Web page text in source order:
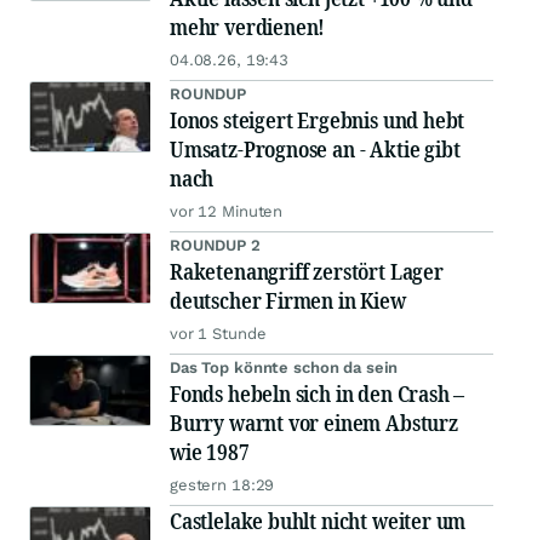
mehr verdienen!
04.08.26, 19:43
ROUNDUP
Ionos steigert Ergebnis und hebt
Umsatz-Prognose an - Aktie gibt
nach
vor 12 Minuten
ROUNDUP 2
Raketenangriff zerstört Lager
deutscher Firmen in Kiew
vor 1 Stunde
Das Top könnte schon da sein
Fonds hebeln sich in den Crash –
Burry warnt vor einem Absturz
wie 1987
gestern 18:29
Castlelake buhlt nicht weiter um